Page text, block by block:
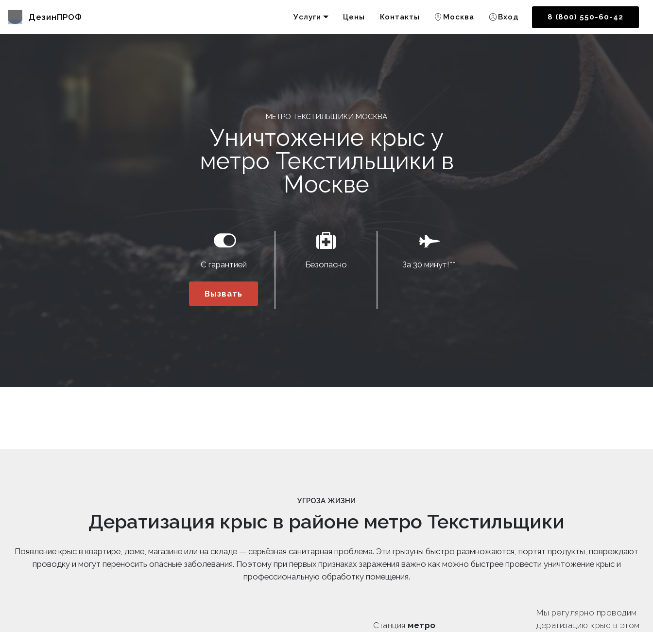
ДезинПРОФ Услуги Цены Контакты Москва Вход 8 (800) 550-60-42
МЕТРО ТЕКСТИЛЬЩИКИ МОСКВА
Уничтожение крыс у
метро Текстильщики в
Москве
С гарантией
Вызвать
Безопасно За 30 минут!**
УГРОЗА ЖИЗНИ
Дератизация крыс в районе метро Текстильщики
Появление крыс в квартире, доме, магазине или на складе — серьёзная санитарная проблема. Эти грызуны быстро размножаются, портят продукты, повреждают
проводку и могут переносить опасные заболевания. Поэтому при первых признаках заражения важно как можно быстрее провести уничтожение крыс и
профессиональную обработку помещения.
Станция метро
Мы регулярно проводим
дератизацию крыс в этом